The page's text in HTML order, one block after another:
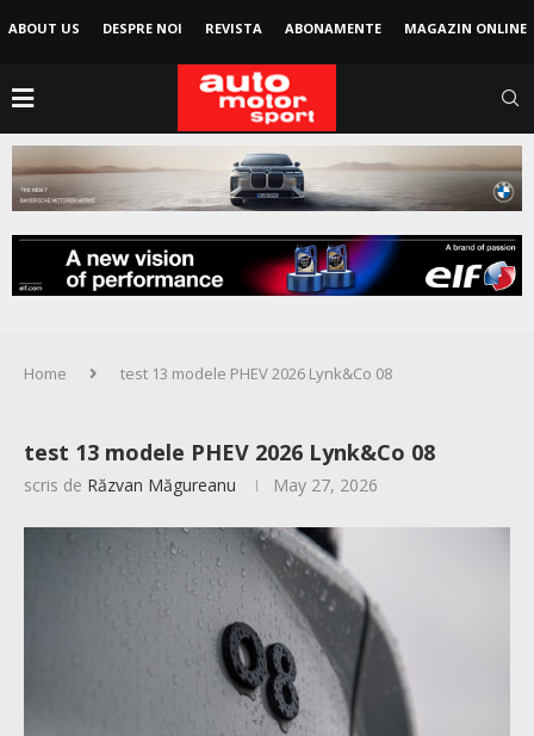
ABOUT US DESPRE NOI REVISTA ABONAMENTE MAGAZIN ONLINE
Home test 13 modele PHEV 2026 Lynk&Co 08
test 13 modele PHEV 2026 Lynk&Co 08
scris de Răzvan Măgureanu May 27, 2026